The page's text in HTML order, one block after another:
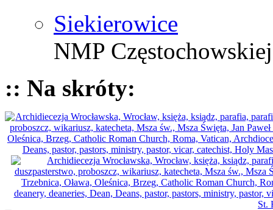
Siekierowice
NMP Częstochowskiej
:: Na skróty: